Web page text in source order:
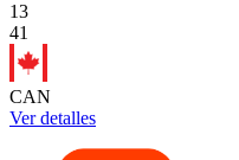
13
41
CAN
Ver detalles